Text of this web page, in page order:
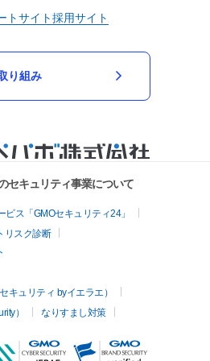
トサイト採用サイト
り組み
セキュリティ事業について
ス「GMOセキュリティ24」
リスク診断
キュリティ byイエラエ）
）
なりすまし対策